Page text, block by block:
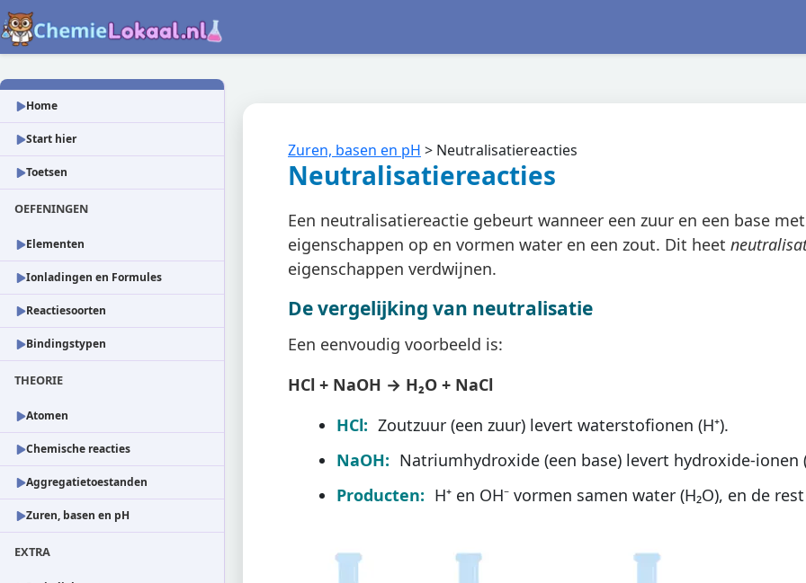
Home
Start hier
Toetsen
OEFENINGEN
Elementen
Ionladingen en Formules
Reactiesoorten
Bindingstypen
THEORIE
Atomen
Chemische reacties
Aggregatietoestanden
Zuren, basen en pH
EXTRA
Zuren, basen en pH > Neutralisatiereacties
Neutralisatiereacties
Een neutralisatiereactie gebeurt wanneer een zuur en een base
eigenschappen op en vormen water en een zout. Dit heet
eigenschappen verdwijnen.
De vergelijking van neutralisatie
Een eenvoudig voorbeeld is:
HCl + NaOH → H₂O + NaCl
HCl: Zoutzuur (een zuur) levert waterstofionen (H⁺).
NaOH: Natriumhydroxide (een base) levert hydroxide-ionen
Producten: H⁺ en OH⁻ vormen samen water (H₂O), en de